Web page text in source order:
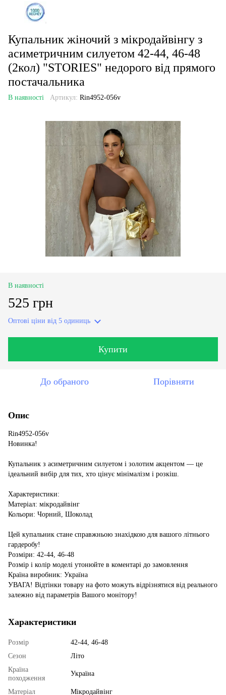
Купальник жіночий з мікродайвінгу з
асиметричним силуетом 42-44, 46-48
(2кол) "STORIES" недорого від прямого
постачальника
В наявності Артикул: Rin4952-056v
В наявності
525 грн
Оптові ціни від 5 одиниць
Купити
До обраного Порівняти
Опис
Rin4952-056v
Новинка!
Купальник з асиметричним силуетом і золотим акцентом — це
ідеальний вибір для тих, хто цінує мінімалізм і розкіш.
Характеристики:
Матеріал: мікродайвінг
Кольори: Чорний, Шоколад
Цей купальник стане справжньою знахідкою для вашого літнього
гардеробу!
Розміри: 42-44, 46-48
Розмір і колір моделі утонюйте в коментарі до замовлення
Країна виробник: Україна
УВАГА! Відтінки товару на фото можуть відрізнятися від реального
залежно від параметрів Вашого монітору!
Характеристики
Розмір
42-44, 46-48
Сезон
Літо
Країна
походження
Україна
Матеріал Мікродайвінг